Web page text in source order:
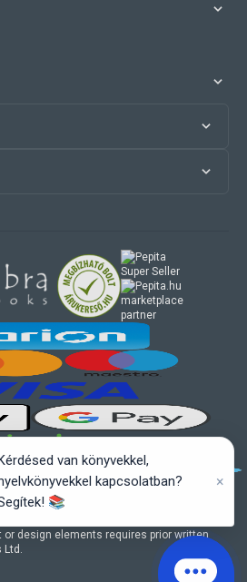
All rights reserved.
or design elements requires prior written
marketplace
partner
van könyvekkel,
kapcsolatban?
📚
×